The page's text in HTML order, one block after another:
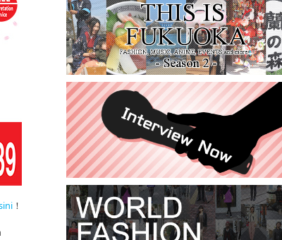
！
2023.03.07
Isogiyokarazu Hakata Honten | Keliling Kota Fukuoka
mencicipi menu vegan/vegetarian baru
2023.03.07
Keliling Kota Fukuoka mencicipi menu vegan/vegetarian
baru!
2023.03.04
AGANOYAKI